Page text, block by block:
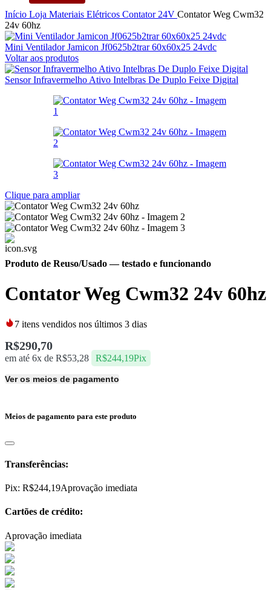
Início Loja Materiais Elétricos Contator 24V Contator Weg Cwm32
24v 60hz
Mini Ventilador Jamicon Jf0625b2trar 60x60x25 24vdc
Voltar aos produtos
Sensor Infravermelho Ativo Intelbras De Duplo Feixe Digital
Clique para ampliar
Produto de Reuso/Usado— testado e funcionando
Contator Weg Cwm32 24v 60hz
7 itens vendidos nos últimos 3 dias
R$290,70
em até 6x de R$53,28 R$244,19Pix
Ver os meios de pagamento
Meios de pagamento para este produto
Transferências:
Pix: R$244,19Aprovação imediata
Cartões de crédito:
Aprovação imediata